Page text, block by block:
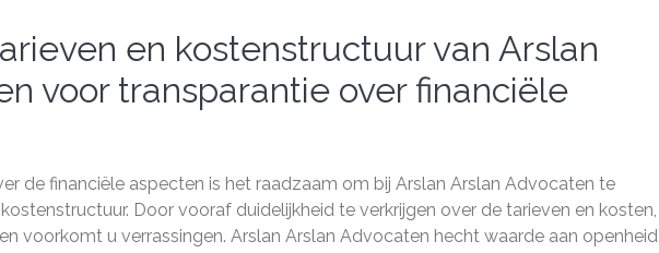
en kostenstructuur van Arslan
voor transparantie over financiële
de financiële aspecten is het raadzaam om bij Arslan Arslan Advocaten te
Door vooraf duidelijkheid te verkrijgen over de tarieven en kosten,
voorkomt u verrassingen. Arslan Arslan Advocaten hecht waarde aan openheid